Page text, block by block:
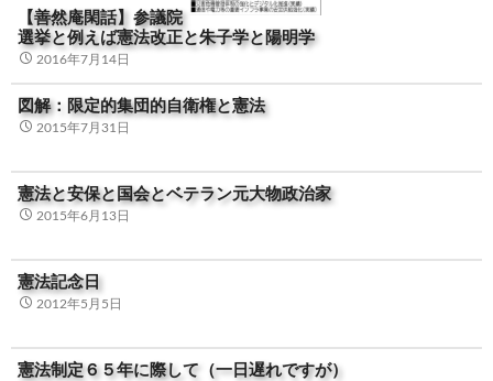
【善然庵閑話】参議院
選挙と例えば憲法改正と朱子学と陽明学
2016年7月14日
図解：限定的集団的自衛権と憲法
2015年7月31日
憲法と安保と国会とベテラン元大物政治家
2015年6月13日
憲法記念日
2012年5月5日
憲法制定６５年に際して（一日遅れですが）